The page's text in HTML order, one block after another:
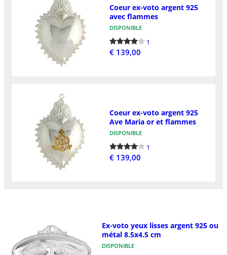
Coeur ex-voto argent 925
avec flammes
DISPONIBLE
1
€ 139,00
Coeur ex-voto argent 925
Ave Maria or et flammes
DISPONIBLE
1
€ 139,00
Ex-voto yeux lisses argent 925 ou
métal 8.5x4.5 cm
DISPONIBLE